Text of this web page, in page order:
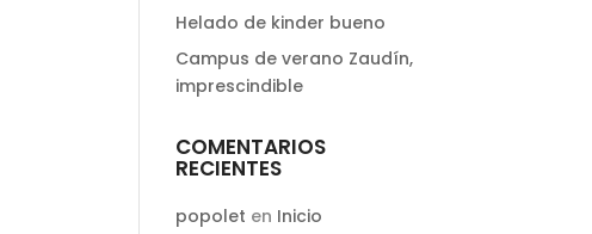
Helado de kinder bueno
Campus de verano Zaudín,
imprescindible
COMENTARIOS
RECIENTES
popolet en Inicio